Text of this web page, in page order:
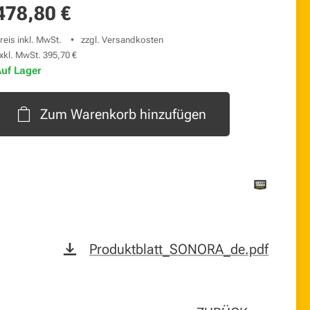
€
inkl. MwSt.
zzgl. Versandkosten
MwSt. 395,70 €
Lager
Zum Warenkorb hinzufügen
Produktblatt_SONORA_de.pdf